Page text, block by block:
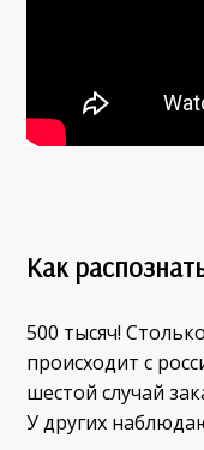
Как
500 тысяч!
происходит с
шестой случай
У других